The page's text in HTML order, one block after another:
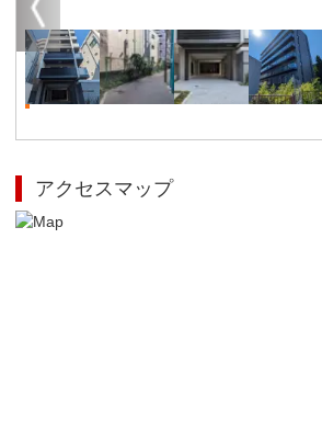
アクセスマップ